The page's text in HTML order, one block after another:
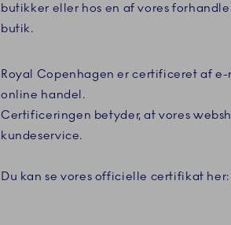
butikker eller hos en af vores
butik.
Royal Copenhagen er certificeret af
online handel.
Certificeringen betyder, at vores
kundeservice.
Du kan se vores officielle certifikat her: